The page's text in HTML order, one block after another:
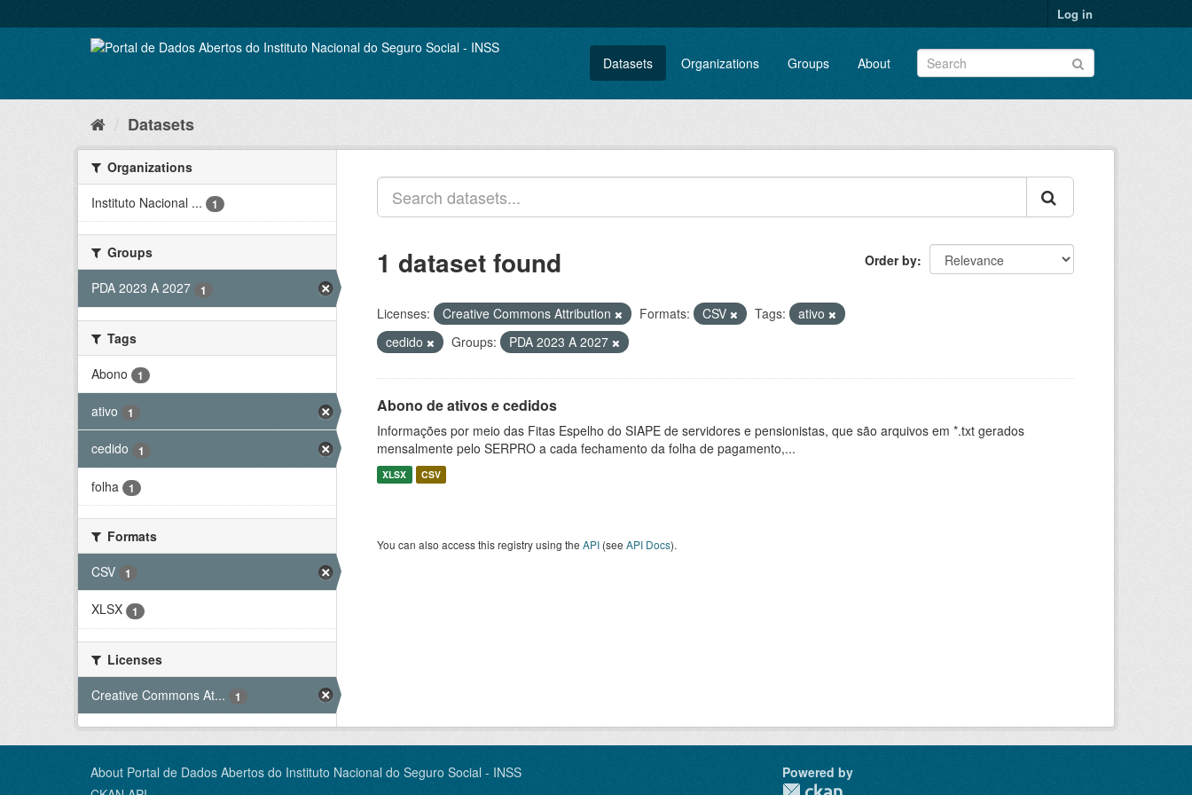
to
Log in
Datasets Organizations Groups About
Datasets
Organizations
Instituto Nacional ...
1
Groups
PDA 2023 A 2027
1
Tags
Abono
1
ativo 1
cedido 1
folha 1
Formats
CSV
1
XLSX 1
Licenses
Creative Commons At...
1
Order by
1 dataset found
Licenses: Creative Commons Attribution Formats: CSV Tags:
ativo
cedido
Groups: PDA 2023 A 2027
Abono de ativos e cedidos
Informações por meio das Fitas Espelho do SIAPE de servidores e pensionistas, que são arquivos em *.txt gerados
mensalmente pelo SERPRO a cada fechamento da folha de pagamento,...
XLSX CSV
You can also access this registry using the API (see API Docs).
About Portal de Dados Abertos do Instituto Nacional do Seguro Social - INSS
Powered by